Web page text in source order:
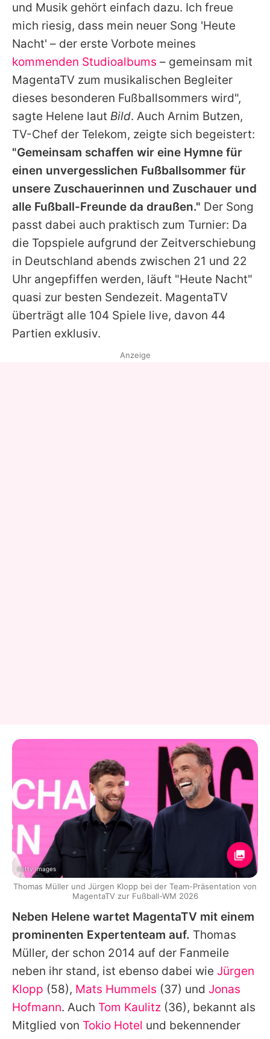
und Musik gehört einfach dazu. Ich freue
mich riesig, dass mein neuer Song 'Heute
Nacht' – der erste Vorbote meines
kommenden Studioalbums – gemeinsam mit
MagentaTV zum musikalischen Begleiter
dieses besonderen Fußballsommers wird",
sagte Helene laut Bild. Auch Arnim Butzen,
TV-Chef der Telekom, zeigte sich begeistert:
"Gemeinsam schaffen wir eine Hymne für
einen unvergesslichen Fußballsommer für
unsere Zuschauerinnen und Zuschauer und
alle Fußball-Freunde da draußen." Der Song
passt dabei auch praktisch zum Turnier: Da
die Topspiele aufgrund der Zeitverschiebung
in Deutschland abends zwischen 21 und 22
Uhr angepfiffen werden, läuft "Heute Nacht"
quasi zur besten Sendezeit. MagentaTV
überträgt alle 104 Spiele live, davon 44
Partien exklusiv.
Neben Helene wartet MagentaTV mit einem
prominenten Expertenteam auf. Thomas
Müller, der schon 2014 auf der Fanmeile
neben ihr stand, ist ebenso dabei wie Jürgen
Klopp (58), Mats Hummels (37) und Jonas
Hofmann. Auch Tom Kaulitz (36), bekannt als
Mitglied von Tokio Hotel und bekennender
Anzeige
Getty Images
Thomas Müller und Jürgen Klopp bei der Team-Präsentation von
MagentaTV zur Fußball-WM 2026